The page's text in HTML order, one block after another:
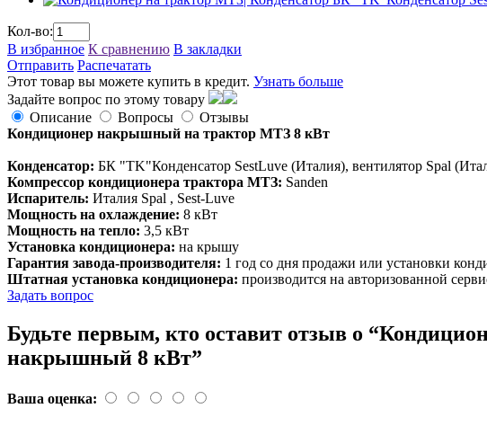
Кол-во:
В избранное К сравнению В закладки
Отправить Распечатать
Этот товар вы можете купить в кредит. Узнать больше
Задайте вопрос по этому товару
Описание
Вопросы
Отзывы
Кондиционер накрышный на трактор МТЗ 8 кВт
Конденсатор: БК "TK"Конденсатор SestLuve (Италия), вентилятор Spal
Компрессор кондиционера трактора МТЗ: Sanden
Испаритель: Италия Spal , Sest-Luve
Мощность на охлаждение: 8 кВт
Мощность на тепло: 3,5 кВт
Установка кондиционера: на крышу
Гарантия завода-производителя: 1 год со дня продажи или установки
Штатная установка кондиционера: производится на авторизованной
Задать вопрос
Будьте первым, кто оставит отзыв о
накрышный 8 кВт”
Ваша оценка: